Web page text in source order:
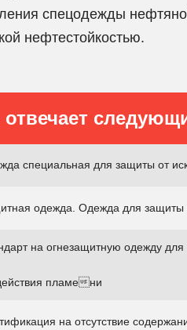
спецодежды
нефтестойкостью.
отвечает
специальная для защиты от
одежда. Одежда для защиты
на огнезащитную одежду
пламени
на отсутствие